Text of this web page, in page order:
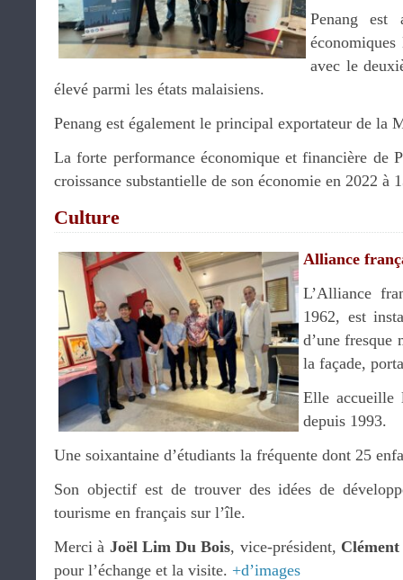
Penang est
avec le
élevé parmi les états malaisiens.
Penang est également le principal exportateur de la
La forte performance économique et financière de
croissance substantielle de son économie en 2022 à
Culture
Alliance
L’Alliance
1962, est
d’une fresque
la façade,
Elle accueille
depuis 1993.
Une soixantaine d’étudiants la fréquente dont 25
Son objectif est de trouver des idées de
tourisme en français sur l’île.
Merci à Joël Lim Du Bois, vice-président,
pour l’échange et la visite. +d’images